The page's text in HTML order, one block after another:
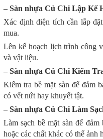
– Sàn nhựa Củ Chi Lập Kế
Xác định diện tích cần lắp
mua.
Lên kế hoạch lịch trình công
và vật liệu.
– Sàn nhựa Củ Chi Kiểm
Kiểm tra bề mặt sàn để đảm
có vết nứt hay khuyết tật.
– Sàn nhựa Củ Chi Làm
Làm sạch bề mặt sàn để
hoặc các chất khác có thể ảnh